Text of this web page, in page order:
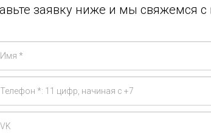
заявку ниже и мы свяжемся